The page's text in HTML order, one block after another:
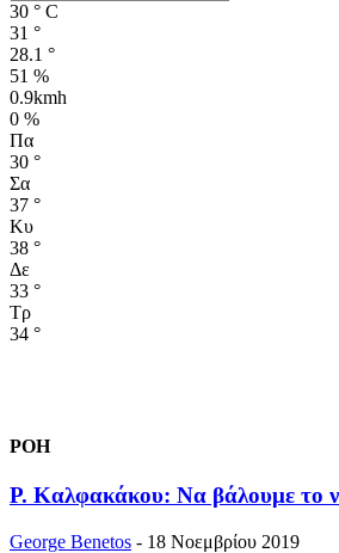
30 ° C
31 °
28.1 °
51 %
0.9kmh
0 %
Πα
30 °
Σα
37 °
Κυ
38 °
Δε
33 °
Τρ
34 °
ΡΟΗ
Ρ. Καλφακάκου: Να βάλουμε το
George Benetos - 18 Νοεμβρίου 2019